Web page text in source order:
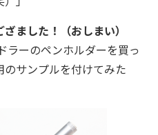
ました！
（おしまい）
ラーのペンホルダーを買っ
サンプルを付けてみた